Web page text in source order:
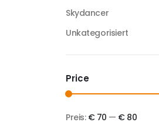
Skydancer
Unkategorisiert
Price
Preis: € 70 — € 80